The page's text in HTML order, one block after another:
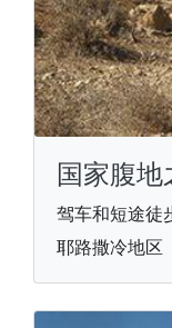
国家腹地
驾车和短途徒
耶路撒冷地区